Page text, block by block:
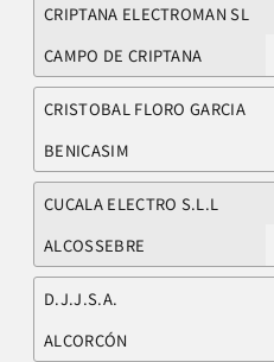
CRIPTANA ELECTROMAN SL
CAMPO DE CRIPTANA
CRISTOBAL FLORO GARCIA
BENICASIM
CUCALA ELECTRO S.L.L
ALCOSSEBRE
D.J.J.S.A.
ALCORCÓN